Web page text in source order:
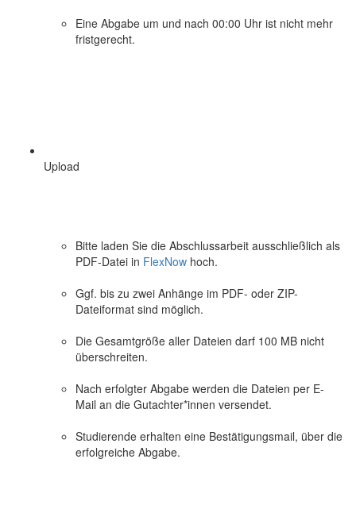
Eine Abgabe um und nach 00:00 Uhr ist nicht mehr
fristgerecht.
Upload
Bitte laden Sie die Abschlussarbeit ausschließlich als
PDF-Datei in FlexNow hoch.
Ggf. bis zu zwei Anhänge im PDF- oder ZIP-
Dateiformat sind möglich.
Die Gesamtgröße aller Dateien darf 100 MB nicht
überschreiten.
Nach erfolgter Abgabe werden die Dateien per E-
Mail an die Gutachter*innen versendet.
Studierende erhalten eine Bestätigungsmail, über die
erfolgreiche Abgabe.